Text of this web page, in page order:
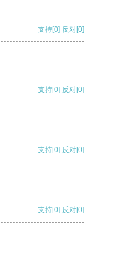
支持[0] 反对[0]
支持[0] 反对[0]
支持[0] 反对[0]
支持[0] 反对[0]